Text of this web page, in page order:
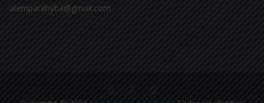
alemparahyba@gmail.com